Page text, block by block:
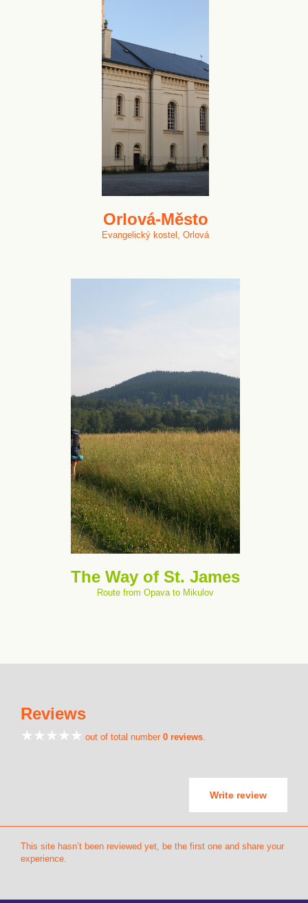
Orlová-Město
Evangelický kostel, Orlová
The Way of St. James
Route from Opava to Mikulov
Reviews
out of total number 0 reviews.
Write review
This site hasn’t been reviewed yet, be the first one and share your
experience.